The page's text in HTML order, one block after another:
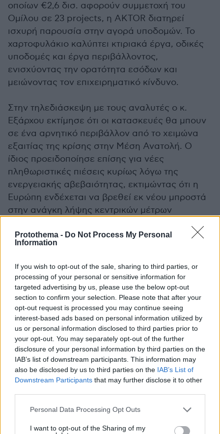
Protothema - Do Not Process My Personal
Information
If you wish to opt-out of the sale, sharing to third parties, or
processing of your personal or sensitive information for
targeted advertising by us, please use the below opt-out
section to confirm your selection. Please note that after your
opt-out request is processed you may continue seeing
interest-based ads based on personal information utilized by
us or personal information disclosed to third parties prior to
your opt-out. You may separately opt-out of the further
disclosure of your personal information by third parties on the
IAB’s list of downstream participants. This information may
also be disclosed by us to third parties on the IAB’s List of
Downstream Participants that may further disclose it to other
Please note that this website/app uses one or more Google
not limited to your visit or usage behaviour. You may click to
Personal Data Processing Opt Outs
I want to opt-out of the Sharing of my
οποίων €2,6 δισ. αφορούν συμμετοχή του
Ομίλου σε 23 projects, η AKTOR διατηρεί
ισχυρή παρουσία στην αγορά υποδομών. Το
χαρτοφυλάκιο καλύπτει κτιριακά έργα, οδικές
υποδομές και έργα περιβάλλοντος,
ενισχύοντας την ορατότητα εσόδων και
μειώνοντας τον επιχειρηματικό κίνδυνο.
Στην τηλεδιάσκεψη με τους αναλυτές ο κ.
Εξάρχου εκτίμησε ότι οι κατασκευές θα μπουν
σε ένα αρνητικό περιβάλλον από το χειμώνα
εξαιτίας της κρίσης στην Μέση Ανατολή. Ο
ίδιος προειδοποίησε επίσης για νέες
πληθωριστικές πιέσεις κυρίως λόγω της
ενεργειακής αβεβαιότητας, εκτιμώντας ότι η
Ευρώπη ενδέχεται να βρεθεί εκ νέου μπροστά
στην ανάγκη λήψης κεντρικών μέτρων
Ανάκαμψης ή ακόμη και μέσω έκδοσης
ευρωομολόγου.
Παραχωρήσεις και χρηματιστήριο
Από την πλευρά της, η ΑΒΑΞ επιχειρεί να χτίσει
ένα πιο ισορροπημένο μοντέλο ανάπτυξης,
στηριζόμενο τόσο στο υφιστάμενο
ανεκτέλεστο όσο και στις μακροχρόνιες ροές
από τις παραχωρήσεις.
Σε επίπεδο pipeline, ο όμιλος βλέπει μια «πίτα»
έργων προς διεκδίκηση ύψους περίπου 14,5 δισ.
ευρώ, που εκτείνεται από την επέκταση του
Διεθνής Αερολιμένας Αθηνών και τις